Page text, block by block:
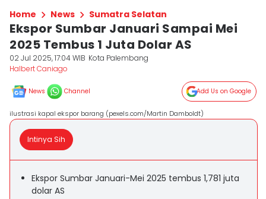
Home News Sumatra Selatan
Ekspor Sumbar Januari Sampai Mei
2025 Tembus 1 Juta Dolar AS
02 Jul 2025, 17:04 WIB Kota Palembang
Halbert Caniago
News Channel Add Us on Google
ilustrasi kapal ekspor barang (pexels.com/Martin Damboldt)
Intinya Sih
Ekspor Sumbar Januari-Mei 2025 tembus 1,781 juta
dolar AS